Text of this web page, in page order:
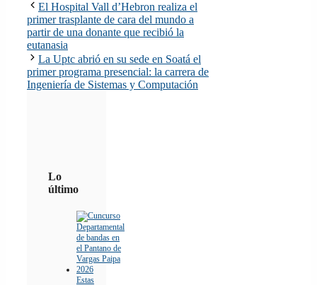
El Hospital Vall d’Hebron realiza el
primer trasplante de cara del mundo a
partir de una donante que recibió la
eutanasia
La Uptc abrió en su sede en Soatá el
primer programa presencial: la carrera de
Ingeniería de Sistemas y Computación
Lo
último
Estas